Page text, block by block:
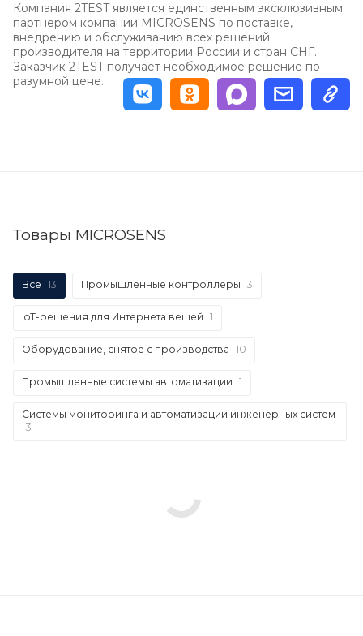
Компания 2TEST является единственным эксклюзивным
партнером компании MICROSENS по поставке,
внедрению и обслуживанию всех решений
производителя на территории России и стран СНГ.
Заказчик 2TEST получает необходимое решение по
разумной цене.
Товары MICROSENS
Все 13 Промышленные контроллеры 3
IoT-решения для Интернета вещей 1
Оборудование, снятое с производства 10
Промышленные системы автоматизации 1
Системы мониторинга и автоматизации инженерных систем
3